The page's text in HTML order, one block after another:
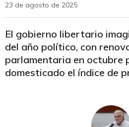
23 de agosto de 2025
El gobierno libertario
del año político, con
parlamentaria en octubre
domesticado el índice de